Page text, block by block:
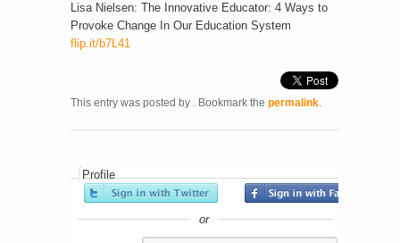
Lisa Nielsen: The Innovative Educator: 4 Ways to
Provoke Change In Our Education System
flip.it/b7L41
This entry was posted by . Bookmark the permalink.
Profile
or